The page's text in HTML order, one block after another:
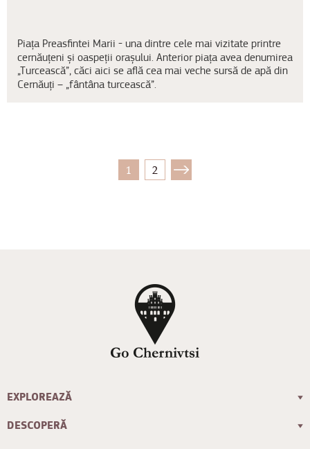
Piața Preasfintei Marii - una dintre cele mai vizitate printre
cernăuțeni și oaspeții orașului. Anterior piața avea denumirea
„Turcească”, căci aici se află cea mai veche sursă de apă din
Cernăuți – „fântâna turcească”.
1 2
EXPLOREAZĂ
DESCOPERĂ